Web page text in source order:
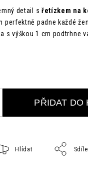
detail s řetízkem na
padne každé
s výškou 1 cm podtrhne
PŘIDAT DO
Hlídat